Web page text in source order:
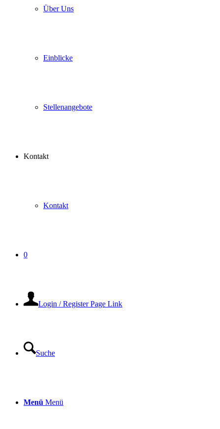
Über Uns
Einblicke
Stellenangebote
Kontakt
Kontakt
0
Login / Register Page Link
Suche
Menü Menü